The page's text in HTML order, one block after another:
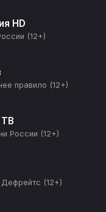
HD
(12+)
правило (12+)
России (12+)
Дефрейтс (12+)